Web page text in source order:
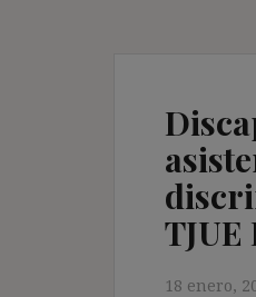
18 enero,